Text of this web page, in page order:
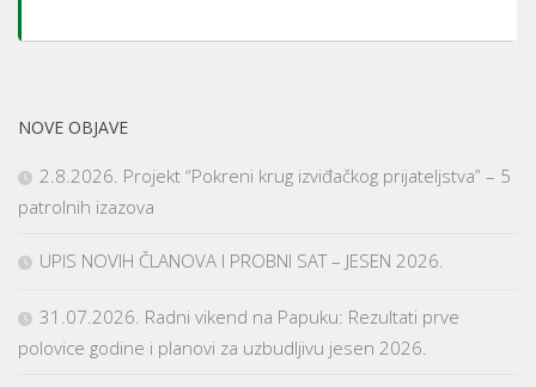
NOVE OBJAVE
2.8.2026. Projekt “Pokreni krug izviđačkog prijateljstva” – 5
patrolnih izazova
UPIS NOVIH ČLANOVA I PROBNI SAT – JESEN 2026.
31.07.2026. Radni vikend na Papuku: Rezultati prve
polovice godine i planovi za uzbudljivu jesen 2026.